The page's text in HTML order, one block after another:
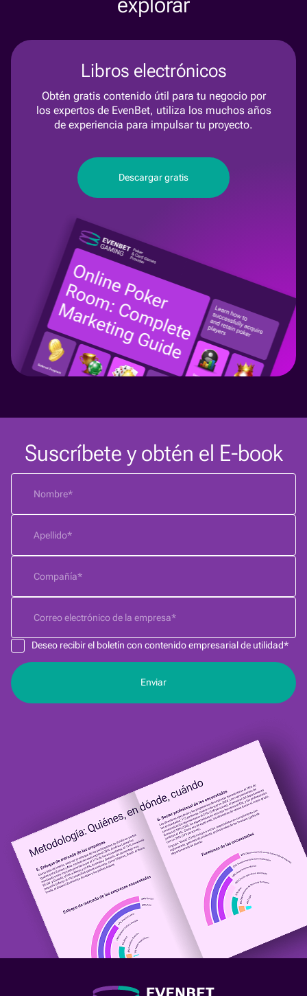
Libros electrónicos
Obtén gratis contenido útil para tu negocio por
los expertos de EvenBet, utiliza los muchos años
de experiencia para impulsar tu proyecto.
Descargar gratis
Suscríbete y obtén el E-book
Deseo recibir el boletín con contenido empresarial de utilidad*